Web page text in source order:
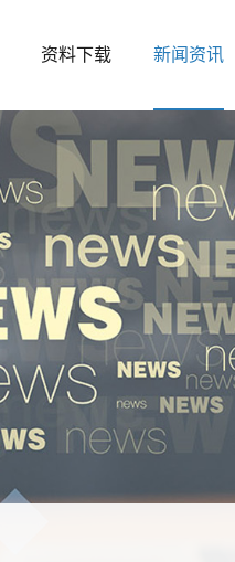
资料下载 新闻资讯